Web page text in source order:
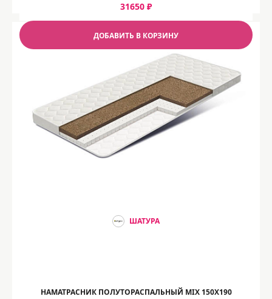
31650 ₽
ДОБАВИТЬ В КОРЗИНУ
ШАТУРА
НАМАТРАСНИК ПОЛУТОРАСПАЛЬНЫЙ MIX 150Х190